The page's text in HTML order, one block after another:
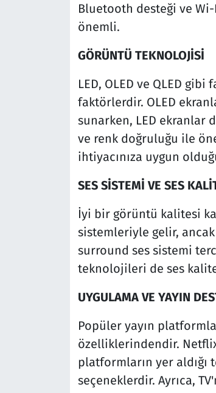
Bluetooth desteği ve
önemli.
GÖRÜNTÜ TEKNOLOJİSİ
LED, OLED ve QLED
faktörlerdir. OLED
sunarken, LED ekranlar
ve renk doğruluğu ile
ihtiyacınıza uygun
SES SİSTEMİ VE SES
İyi bir görüntü kalitesi
sistemleriyle gelir,
surround ses sistemi
teknolojileri de ses
UYGULAMA VE YAYIN
Popüler yayın
özelliklerindendir.
platformların yer
seçeneklerdir. Ayrıca,